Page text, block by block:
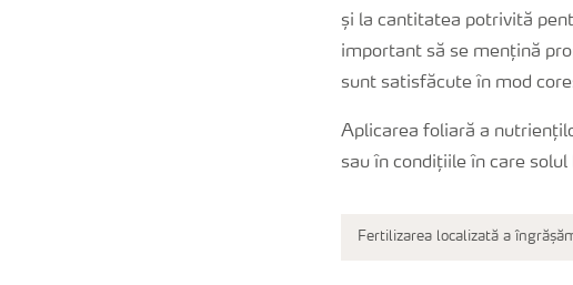
și la cantitatea potrivită
important să se mențină
sunt satisfăcute în mod
Aplicarea foliară a
sau în condițiile în care
Fertilizarea localizată a